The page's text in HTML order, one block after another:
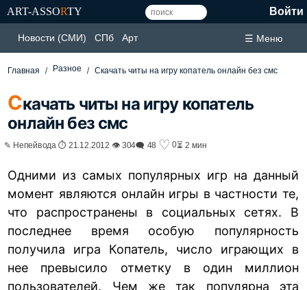
ART-ASSORTY Войти
Новости (СМИ) СПб Арт ☰ Меню
Главная Разное Cкачать читы на игру копатель онлайн без смс
Cкачать читы на игру копатель
онлайн без смс
✎ Непейвода ⏱ 21.12.2012 👁 304🗨 48 ♡ 0⏳ 2 мин
Одними из самых популярных игр на данный
момент являются онлайн игры в частности те,
что распространены в социальных сетях. В
последнее время особую популярность
получила игра Копатель, число играющих в
нее превысило отметку в один миллион
пользователей. Чем же так популярна эта